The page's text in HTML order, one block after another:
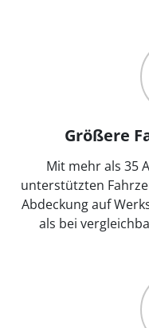
Größere
Mit mehr als 35
unterstützten
Abdeckung auf
als bei